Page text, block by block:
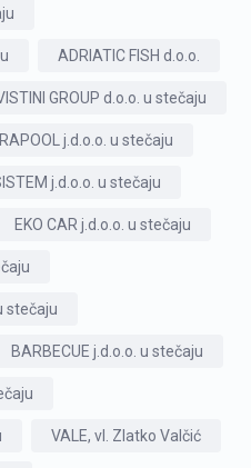
ADRIATIC FISH d.o.o.
GROUP d.o.o. u stečaju
j.d.o.o. u stečaju
j.d.o.o. u stečaju
EKO CAR j.d.o.o. u stečaju
stečaju
BARBECUE j.d.o.o. u stečaju
VALE, vl. Zlatko Valčić